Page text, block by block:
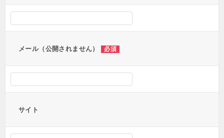
メール（公開されません） 必須
サイト